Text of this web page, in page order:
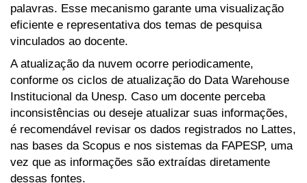
palavras. Esse mecanismo garante uma visualização
eficiente e representativa dos temas de pesquisa
vinculados ao docente.
A atualização da nuvem ocorre periodicamente,
conforme os ciclos de atualização do Data Warehouse
Institucional da Unesp. Caso um docente perceba
inconsistências ou deseje atualizar suas informações,
é recomendável revisar os dados registrados no Lattes,
nas bases da Scopus e nos sistemas da FAPESP, uma
vez que as informações são extraídas diretamente
dessas fontes.